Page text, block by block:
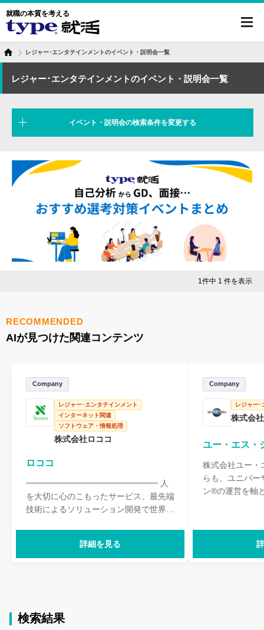
就職の本質を考える
レジャー･エンタテインメントのイベント・説明会一覧
レジャー･エンタテインメントのイベント・説明会一覧
イベント・説明会の検索条件を変更する
1件中 1 件を表示
RECOMMENDED
AIが見つけた関連コンテンツ
Company
レジャー･エンタテインメント
インターネット関連
ソフトウェア・情報処理
株式会社ロココ
ロココ
━━━━━━━━━━━━━━━━ 人
を大切に心のこもったサービス、最先端
技術によるソリューション開発で世界に
外拠点もある当社は、企業が店舗での接
客や業務を効率化 するために使うスマ
づくりを支えています。近年では転売防
止に役立つ生体認証システムを 搭載し
詳細を見る
Company
レジャー･
株式会
ユー・エス・
株式会社ユー・
らも、ユニバー
ン®の運営を軸
この大きな目標
視野を向け、
検索結果